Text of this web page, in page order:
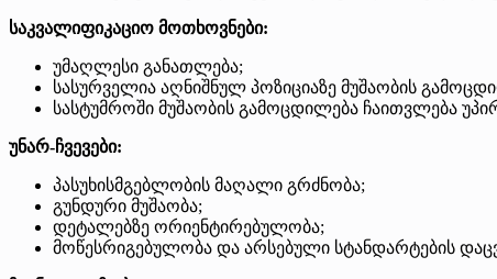
საკვალიფიკაციო მოთხოვნები:
უმაღლესი განათლება;
სასურველია აღნიშნულ პოზიციაზე მუშაობის
სასტუმროში მუშაობის გამოცდილება ჩაითვლება
უნარ-ჩვევები:
პასუხისმგებლობის მაღალი გრძნობა;
გუნდური მუშაობა;
დეტალებზე ორიენტირებულობა;
მოწესრიგებულობა და არსებული სტანდარტების